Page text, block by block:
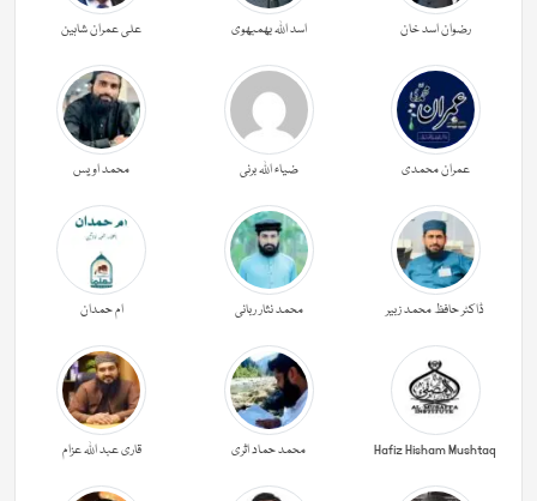
رضوان اسد خان اسد اللہ بھمبھوی علی عمران شاہین
عمران محمدی ضیاء اللہ برنی محمد اویس
ڈاکٹر حافظ محمد زبیر محمد نثار ربانی ام حمدان
Hafiz Hisham Mushtaq محمد حماد اثری قاری عبد اللہ عزام